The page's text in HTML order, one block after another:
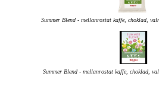
Summer Blend - mellanrostat kaffe, choklad,
Summer Blend - mellanrostat kaffe, choklad,